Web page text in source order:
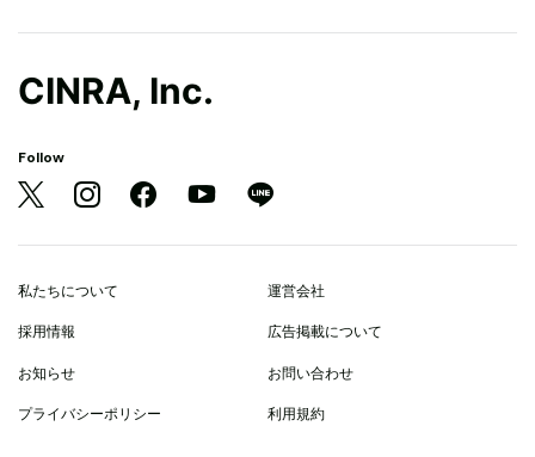
CINRA, Inc.
Follow
私たちについて 運営会社
採用情報 広告掲載について
お知らせ お問い合わせ
プライバシーポリシー 利用規約